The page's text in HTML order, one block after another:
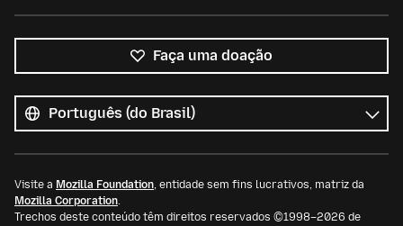
Faça uma doação
os
idiomas
Idioma
Visite a Mozilla Foundation, entidade sem fins lucrativos, matriz da
Mozilla Corporation.
Trechos deste conteúdo têm direitos reservados ©1998–2026 de